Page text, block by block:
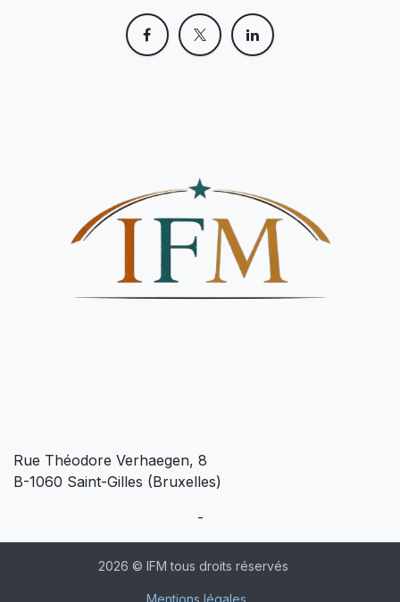
Rue Théodore Verhaegen, 8
B-1060 Saint-Gilles (Bruxelles)
-
2026 © IFM tous droits réservés
Mentions légales